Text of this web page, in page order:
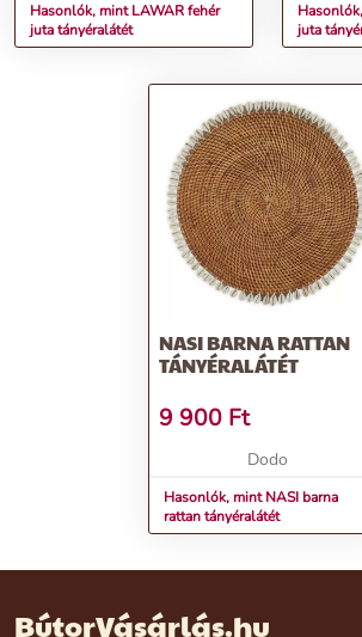
Hasonlók, mint LAWAR fehér
juta tányéralátét
juta
NASI BARNA RATTAN
TÁNYÉRALÁTÉT
9 900 Ft
Dodo
Hasonlók, mint NASI barna
rattan tányéralátét
BútorVásárlás.hu